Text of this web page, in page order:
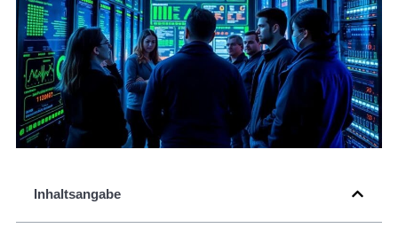
Inhaltsangabe